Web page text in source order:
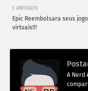
ANTIGOS
Epic Reembolsara seus
virtuais!!!
A Nerd